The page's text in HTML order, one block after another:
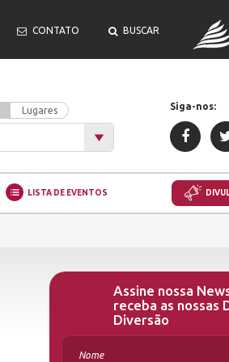
CONTATO BUSCAR
Lugares Siga-nos:
LISTA DE EVENTOS
Assine nossa
receba as nossas
Diversão